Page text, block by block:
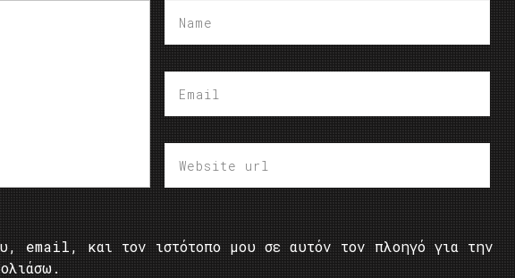
email, και τον ιστότοπο μου σε αυτόν τον πλοηγό για την